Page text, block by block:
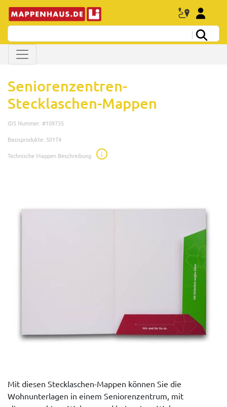
Seniorenzentren-
Stecklaschen-Mappen
IDS Nummer: #109735
Basisprodukte: 50174
Technische Mappen Beschreibung
i
Mit diesen Stecklaschen-Mappen können Sie die
Wohnunterlagen in einem Seniorenzentrum, mit